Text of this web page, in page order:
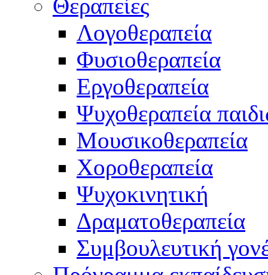
Θεραπείες
Λογοθεραπεία
Φυσιοθεραπεία
Εργοθεραπεία
Ψυχοθεραπεία
Μουσικοθεραπεία
Χοροθεραπεία
Ψυχοκινητική
Δραματοθεραπεία
Συμβουλευτική